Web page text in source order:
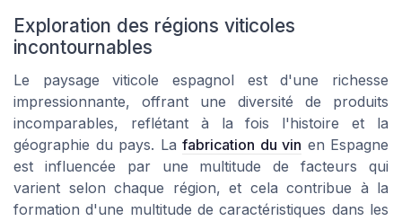
Exploration des régions viticoles
incontournables
Le paysage viticole espagnol est d'une richesse
impressionnante, offrant une diversité de produits
incomparables, reflétant à la fois l'histoire et la
géographie du pays. La fabrication du vin en Espagne
est influencée par une multitude de facteurs qui
varient selon chaque région, et cela contribue à la
formation d'une multitude de caractéristiques dans les